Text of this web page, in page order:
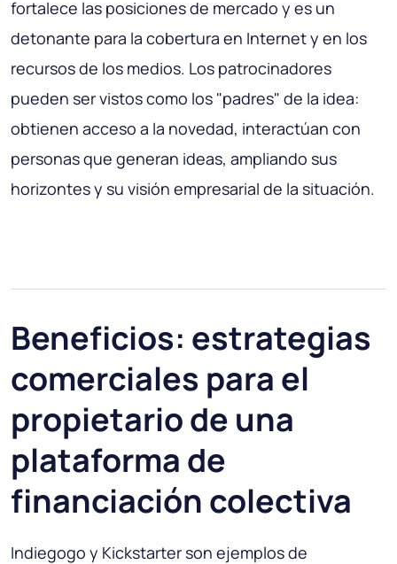
fortalece las posiciones de mercado y es un
detonante para la cobertura en Internet y en los
recursos de los medios. Los patrocinadores
pueden ser vistos como los "padres" de la idea:
obtienen acceso a la novedad, interactúan con
personas que generan ideas, ampliando sus
horizontes y su visión empresarial de la situación.
Beneficios: estrategias
comerciales para el
propietario de una
plataforma de
financiación colectiva
Indiegogo y Kickstarter son ejemplos de